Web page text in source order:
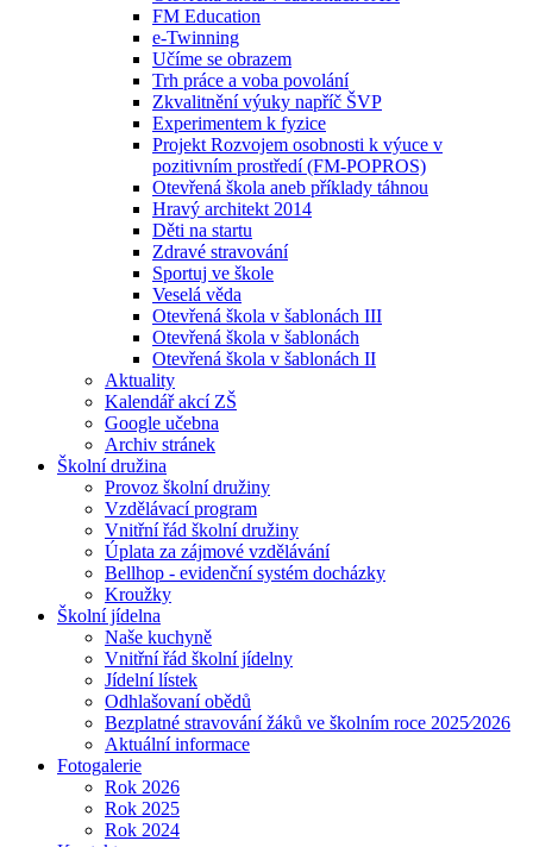
FM Education
e-Twinning
Učíme se obrazem
Trh práce a voba povolání
Zkvalitnění výuky napříč ŠVP
Experimentem k fyzice
Projekt Rozvojem osobnosti k výuce v
pozitivním prostředí (FM-POPROS)
Otevřená škola aneb příklady táhnou
Hravý architekt 2014
Děti na startu
Zdravé stravování
Sportuj ve škole
Veselá věda
Otevřená škola v šablonách III
Otevřená škola v šablonách
Otevřená škola v šablonách II
Aktuality
Kalendář akcí ZŠ
Google učebna
Archiv stránek
Školní družina
Provoz školní družiny
Vzdělávací program
Vnitřní řád školní družiny
Úplata za zájmové vzdělávání
Bellhop - evidenční systém docházky
Kroužky
Školní jídelna
Naše kuchyně
Vnitřní řád školní jídelny
Jídelní lístek
Odhlašovaní obědů
Bezplatné stravování žáků ve školním roce 2025⁄2026
Aktuální informace
Fotogalerie
Rok 2026
Rok 2025
Rok 2024